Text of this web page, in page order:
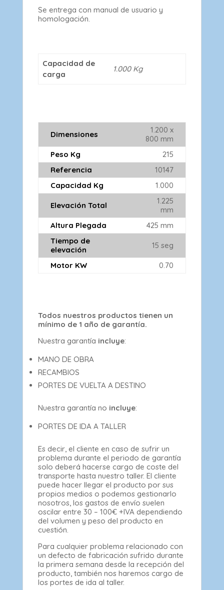
Se entrega con manual de usuario y
homologación.
Capacidad de
carga
1.000 Kg
Dimensiones
1.200 x
800 mm
Peso Kg
215
Referencia
10147
Capacidad Kg
1.000
Elevación Total
1.225
mm
Altura Plegada
425 mm
Tiempo de
elevación
15 seg
Motor KW 0.70
Todos nuestros productos tienen un
mínimo de 1 año de garantía.
Nuestra garantía incluye:
MANO DE OBRA
RECAMBIOS
PORTES DE VUELTA A DESTINO
Nuestra garantía no incluye:
PORTES DE IDA A TALLER
Es decir, el cliente en caso de sufrir un
problema durante el periodo de garantía
solo deberá hacerse cargo de coste del
transporte hasta nuestro taller. El cliente
puede hacer llegar el producto por sus
propios medios o podemos gestionarlo
nosotros, los gastos de envío suelen
oscilar entre 30 – 100€ +IVA dependiendo
del volumen y peso del producto en
cuestión.
Para cualquier problema relacionado con
un defecto de fabricación sufrido durante
la primera semana desde la recepción del
producto, también nos haremos cargo de
los portes de ida al taller.